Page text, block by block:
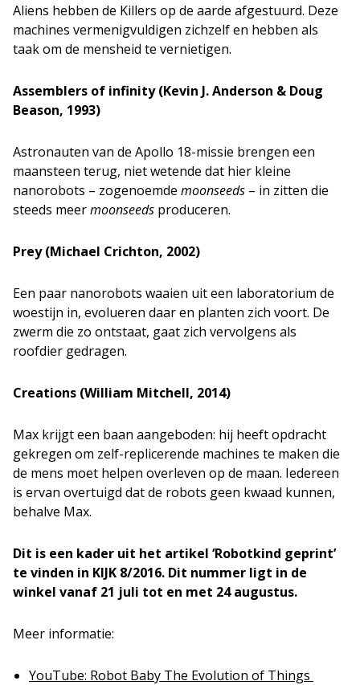
Aliens hebben de Killers op de aarde afgestuurd. Deze
machines vermenigvuldigen zichzelf en hebben als
taak om de mensheid te vernietigen.
Assemblers of infinity (Kevin J. Anderson & Doug
Beason, 1993)
Astronauten van de Apollo 18-missie brengen een
maansteen terug, niet wetende dat hier kleine
nanorobots – zogenoemde moonseeds – in zitten die
steeds meermoonseeds produceren.
Prey (Michael Crichton, 2002)
Een paar nanorobots waaien uit een laboratorium de
woestijn in, evolueren daar en planten zich voort. De
zwerm die zo ontstaat, gaat zich vervolgens als
roofdier gedragen.
Creations (William Mitchell, 2014)
Max krijgt een baan aangeboden: hij heeft opdracht
gekregen om zelf-replicerende machines te maken die
de mens moet helpen overleven op de maan. Iedereen
is ervan overtuigd dat de robots geen kwaad kunnen,
behalve Max.
Dit is een kader uit het artikel ‘Robotkind geprint’
te vinden in KIJK 8/2016. Dit nummer ligt in de
winkel vanaf 21 juli tot en met 24 augustus.
Meer informatie:
YouTube: Robot Baby The Evolution of Things